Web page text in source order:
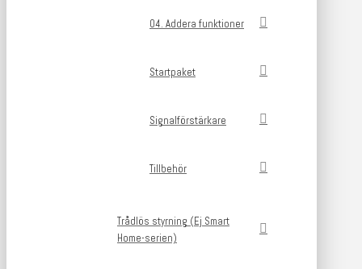
04. Addera funktioner
Startpaket
Signalförstärkare
Tillbehör
Trådlös styrning (Ej Smart
Home-serien)